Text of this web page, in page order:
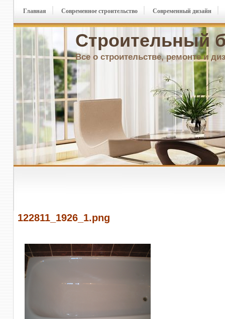
Строительный
Все о строительстве, ремонте и
Главная Современное строительство Современный дизайн
122811_1926_1.png